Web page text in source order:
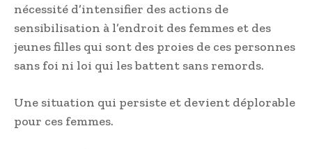
nécessité d’intensifier des actions de
sensibilisation à l’endroit des femmes et des
jeunes filles qui sont des proies de ces personnes
sans foi ni loi qui les battent sans remords.
Une situation qui persiste et devient déplorable
pour ces femmes.